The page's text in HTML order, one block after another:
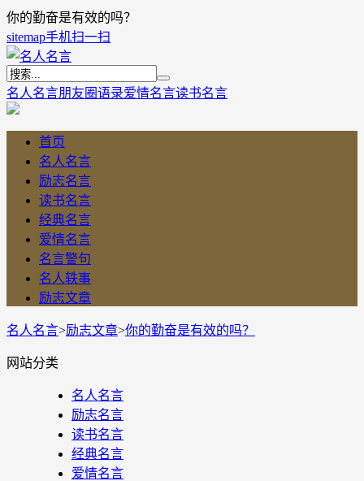
你的勤奋是有效的吗？
sitemap手机扫一扫
名人名言朋友圈语录爱情名言读书名言
首页
名人名言
励志名言
读书名言
经典名言
爱情名言
名言警句
名人轶事
励志文章
名人名言>励志文章>你的勤奋是有效的吗？
网站分类
名人名言
励志名言
读书名言
经典名言
爱情名言